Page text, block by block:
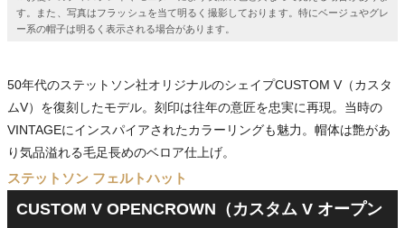
す。また、写真はフラッシュを当て明るく撮影しております。特にベージュやグレ
ー系の帽子は明るく表示される場合があります。
50年代のステットソン社オリジナルのシェイプCUSTOM V（カスタ
ムV）を復刻したモデル。刻印は往年の意匠を忠実に再現。当時の
VINTAGEにインスパイアされたカラーリングも魅力。帽体は艶があ
り気品溢れる毛足長めのベロア仕上げ。
ステットソン フェルトハット
CUSTOM V OPENCROWN（カスタム V オープン